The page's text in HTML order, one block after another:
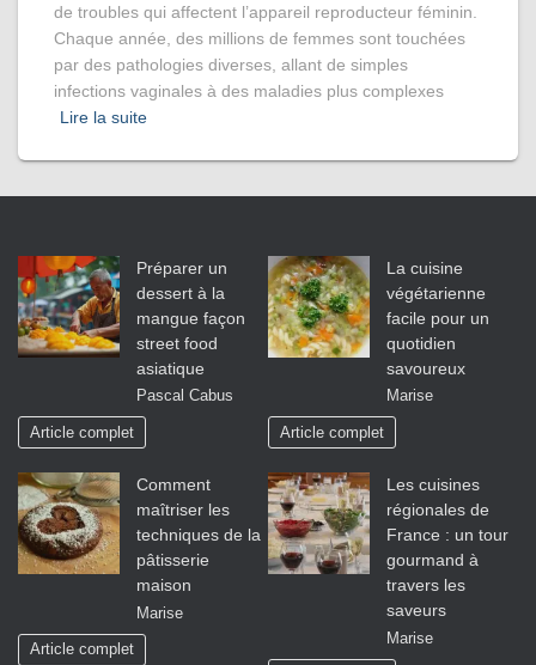
de troubles qui affectent l’appareil reproducteur féminin.
Chaque année, des millions de femmes sont touchées
par des pathologies diverses, allant de simples
infections vaginales à des maladies plus complexes
Lire la suite
Préparer un
dessert à la
mangue façon
street food
asiatique
Pascal Cabus
Article complet
La cuisine
végétarienne
facile pour un
quotidien
savoureux
Marise
Article complet
Comment
maîtriser les
techniques de la
pâtisserie
maison
Marise
Article complet
Les cuisines
régionales de
France : un tour
gourmand à
travers les
saveurs
Marise